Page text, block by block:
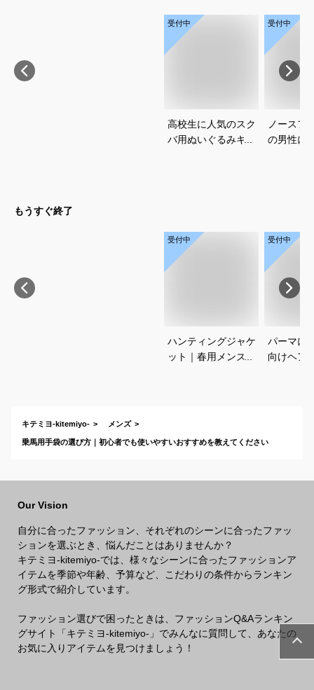
受付中
高校生に人気のスク
バ用ぬいぐるみキー
受付中
ノースフ
の男性に
もうすぐ終了
受付中
ハンティングジャケ
ット｜春用メンズ向
受付中
パーマに
向けヘア
キテミヨ-kitemiyo- メンズ
乗馬用手袋の選び方｜初心者でも使いやすいおすすめを教えてください
Our Vision
自分に合ったファッション、それぞれのシーンに合ったファッ
ションを選ぶとき、悩んだことはありませんか？
キテミヨ-kitemiyo-では、様々なシーンに合ったファッションア
イテムを季節や年齢、予算など、こだわりの条件からランキン
グ形式で紹介しています。
ファッション選びで困ったときは、ファッションQ&Aランキン
グサイト「キテミヨ-kitemiyo-」でみんなに質問して、あなたの
お気に入りアイテムを見つけましょう！